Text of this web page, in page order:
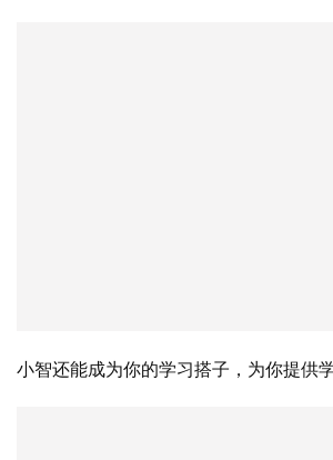
小智还能成为你的学习搭子，为你提供